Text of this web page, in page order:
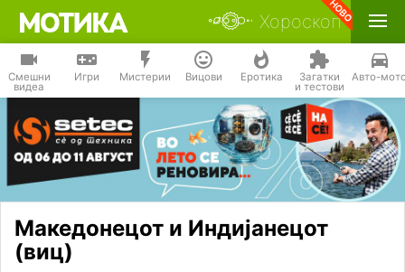
Хороскоп
Смешни
видеа
Игри Мистерии Вицови Еротика Загатки
и тестови
Авто-
Македонецот и Индијанецот
(виц)